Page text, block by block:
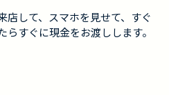
店して、スマホを見せて、すぐ
すぐに現金をお渡しします。